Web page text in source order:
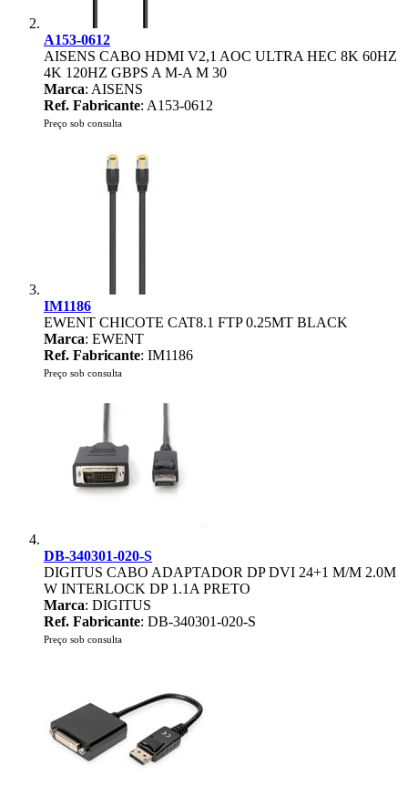
A153-0612
AISENS CABO HDMI V2,1 AOC ULTRA HEC 8K 60HZ
4K 120HZ GBPS A M-A M 30
Marca: AISENS
Ref. Fabricante: A153-0612
Preço sob consulta
IM1186
EWENT CHICOTE CAT8.1 FTP 0.25MT BLACK
Marca: EWENT
Ref. Fabricante: IM1186
Preço sob consulta
DB-340301-020-S
DIGITUS CABO ADAPTADOR DP DVI 24+1 M/M 2.0M
W INTERLOCK DP 1.1A PRETO
Marca: DIGITUS
Ref. Fabricante: DB-340301-020-S
Preço sob consulta